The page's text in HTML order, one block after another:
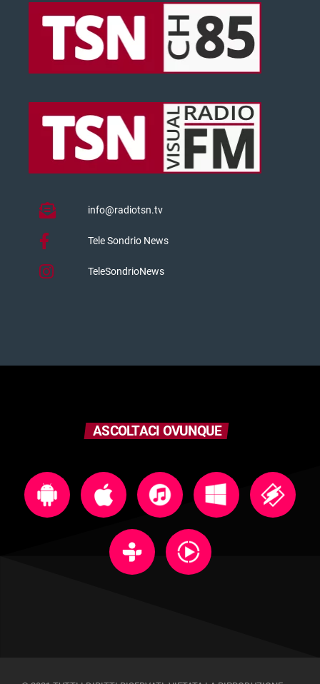
info@radiotsn.tv
Tele Sondrio News
TeleSondrioNews
ASCOLTACI OVUNQUE